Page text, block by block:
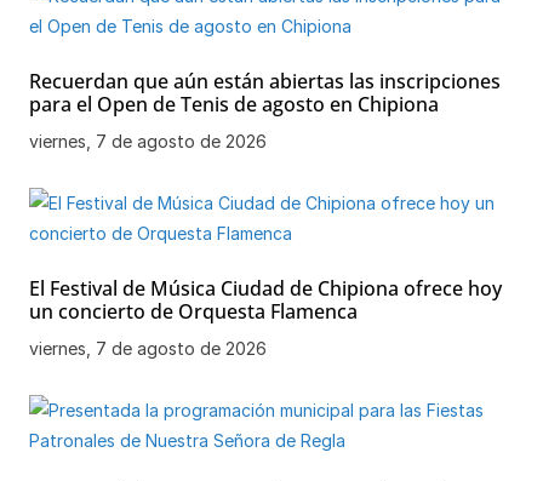
Recuerdan que aún están abiertas las inscripciones
para el Open de Tenis de agosto en Chipiona
viernes, 7 de agosto de 2026
El Festival de Música Ciudad de Chipiona ofrece hoy
un concierto de Orquesta Flamenca
viernes, 7 de agosto de 2026